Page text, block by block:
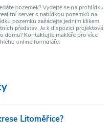
pozemek? Vydejte se na prohlídku
server s nabídkou pozemků na
pozemku zažádejte jedním klikem.
představ. Je k dispozici projektová
domu? Kontaktujte makléře pro více
online formuláře.
Litoměřice?